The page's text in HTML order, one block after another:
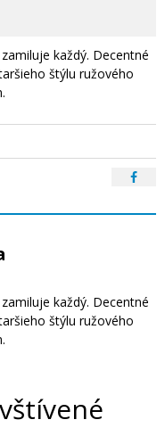
každý. Decentné
štýlu ružového
každý. Decentné
štýlu ružového